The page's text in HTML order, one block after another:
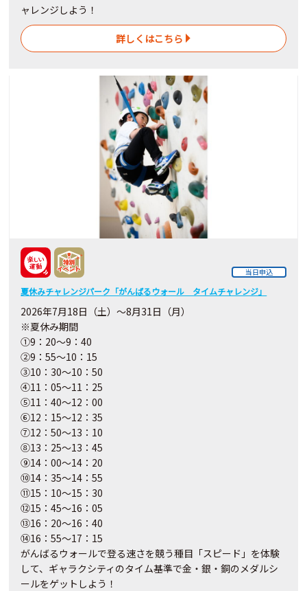
ャレンジしよう！
詳しくはこちら
当日申込
夏休みチャレンジパーク「がんばるウォール タイムチャレンジ」
2026年7月18日（土）～8月31日（月）
※夏休み期間
①9：20～9：40
②9：55～10：15
③10：30～10：50
④11：05～11：25
⑤11：40～12：00
⑥12：15～12：35
⑦12：50～13：10
⑧13：25～13：45
⑨14：00～14：20
⑩14：35～14：55
⑪15：10～15：30
⑫15：45～16：05
⑬16：20～16：40
⑭16：55～17：15
がんばるウォールで登る速さを競う種目「スピード」を体験
して、ギャラクシティのタイム基準で金・銀・銅のメダルシ
ールをゲットしよう！